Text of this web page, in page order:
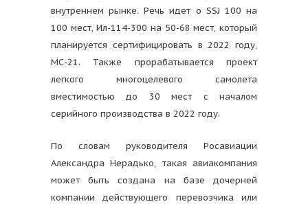
внутреннем рынке. Речь идет о SSJ 100 на
100 мест, Ил-114-300 на 50-68 мест, который
планируется сертифицировать в 2022 году,
МС-21. Также прорабатывается проект
легкого многоцелевого самолета
вместимостью до 30 мест с началом
серийного производства в 2022 году.
По словам руководителя Росавиации
Александра Нерадько, такая авиакомпания
может быть создана на базе дочерней
компании действующего перевозчика или